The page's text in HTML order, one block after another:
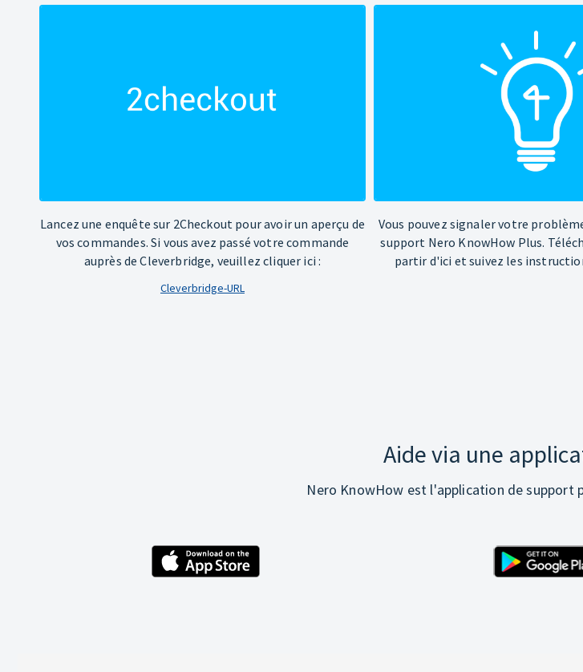
Lancez une enquête sur 2Checkout pour avoir un aperçu de
vos commandes. Si vous avez passé votre commande
auprès de Cleverbridge, veuillez cliquer ici :
Cleverbridge-URL
Vous pouvez signaler votre
support Nero KnowHow Plus.
partir d'ici et suivez les
Aide via une
Nero KnowHow est l'application de support